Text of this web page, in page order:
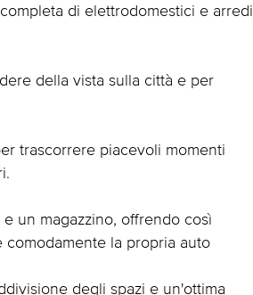
di elettrodomestici e arredi
della vista sulla città e per
trascorrere piacevoli momenti
un magazzino, offrendo così
la propria auto
degli spazi e un'ottima